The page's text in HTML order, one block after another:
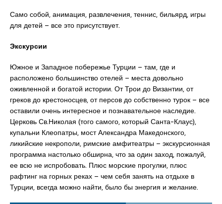
Само собой, анимация, развлечения, теннис, бильярд, игры
для детей – все это присутствует.
Экскурсии
Южное и Западное побережье Турции – там, где и
расположено большинство отелей – места довольно
оживленной и богатой истории. От Трои до Византии, от
греков до крестоносцев, от персов до собственно турок – все
оставили очень интересное и познавательное наследие.
Церковь Св.Николая (того самого, который Санта-Клаус),
купальни Клеопатры, мост Александра Македонского,
ликийские некрополи, римские амфитеатры – экскурсионная
программа настолько обширна, что за один заход, пожалуй,
ее всю не испробовать. Плюс морские прогулки, плюс
рафтинг на горных реках – чем себя занять на отдыхе в
Турции, всегда можно найти, было бы энергия и желание.